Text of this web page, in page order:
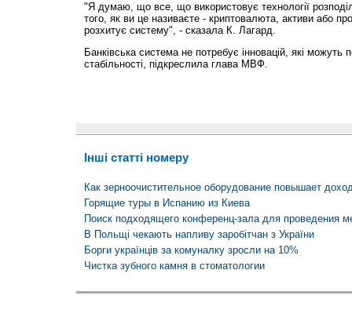
"Я думаю, що все, що використовує технології
того, як ви це називаєте - криптовалюта, активи або
розхитує систему", - сказала К. Лагард.
Банківська система не потребує інновацій, які можуть
стабільності, підкреслила глава МВФ.
Інші статті номеру
Как зерноочистительное оборудование повышает
Горящие туры в Испанию из Киева
Поиск подходящего конференц-зала для проведения
В Польщі чекають напливу заробітчан з України
Борги українців за комуналку зросли на 10%
Чистка зубного камня в стоматологии